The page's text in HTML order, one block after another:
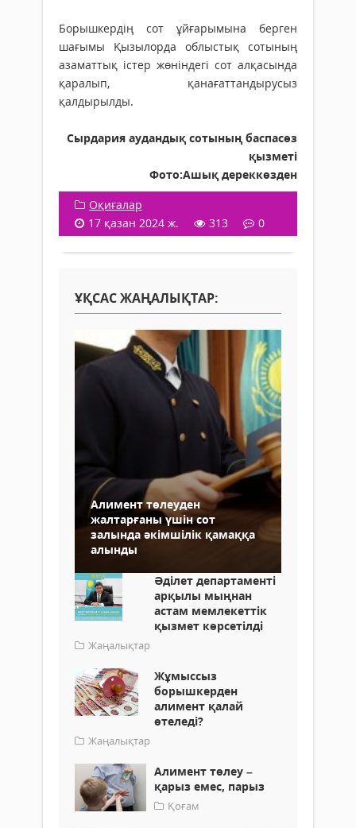
Борышкердің сот ұйғарымына берген
шағымы Қызылорда облыстық сотының
азаматтық істер жөніндегі сот алқасында
қаралып, қанағаттандырусыз
қалдырылды.
Сырдария аудандық сотының баспасөз
қызметі
Фото:Ашық дереккөзден
Оқиғалар
17 қазан 2024 ж.
313 0
ҰҚСАС ЖАҢАЛЫҚТАР:
Алимент төлеуден
жалтарғаны үшін сот
залында әкімшілік қамаққа
алынды
Әділет департаменті
арқылы мыңнан
астам мемлекеттік
қызмет көрсетілді
Жаңалықтар
Жұмыссыз
борышкерден
алимент қалай
өтеледі?
Жаңалықтар
Алимент төлеу –
қарыз емес, парыз
Қоғам